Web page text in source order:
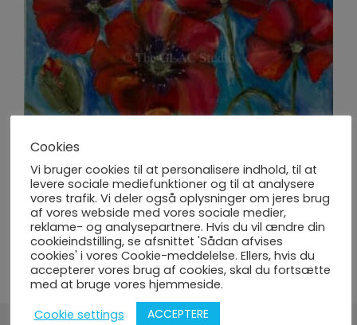
Valmue blomster
400,00kr. inc TAX
← 1 2 3 … 6 7 8 9
Cookies
Vi bruger cookies til at personalisere indhold, til at
levere sociale mediefunktioner og til at analysere
vores trafik. Vi deler også oplysninger om jeres brug
af vores webside med vores sociale medier,
reklame- og analysepartnere. Hvis du vil ændre din
cookieindstilling, se afsnittet 'Sådan afvises
cookies' i vores Cookie-meddelelse. Ellers, hvis du
accepterer vores brug af cookies, skal du fortsætte
med at bruge vores hjemmeside.
Cookie settings
ACCEPTERE